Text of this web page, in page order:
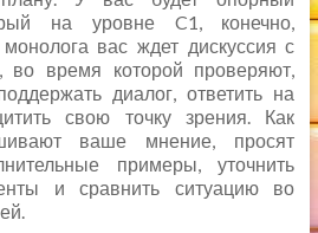
на уровне C1, конечно,
вас ждет дискуссия с
во время которой проверяют,
диалог, ответить на
свою точку зрения. Как
ваше мнение, просят
примеры, уточнить
и сравнить ситуацию во